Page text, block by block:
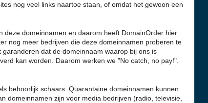
nog veel links naartoe staan, of omdat het gewoon een
deze domeinnamen en daarom heeft DomainOrder hier
nog meer bedrijven die deze domeinnamen proberen te
dat de domeinnaam waarop bij ons is
kan worden. Daarom werken we "No catch, no pay!".
behoorlijk schaars. Quarantaine domeinnamen kunnen
domeinnamen zijn voor media bedrijven (radio, televisie,